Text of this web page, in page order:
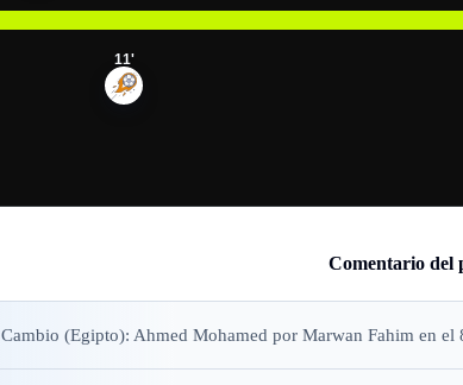
11'
Comentario del
Cambio (Egipto): Ahmed Mohamed por Marwan Fahim en el